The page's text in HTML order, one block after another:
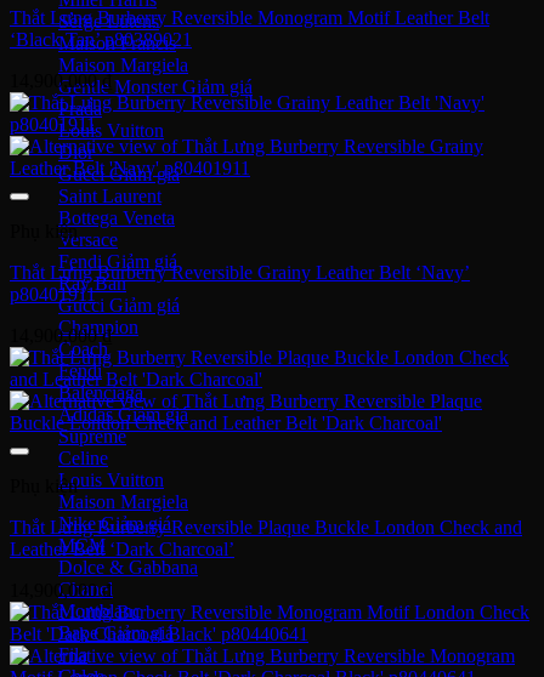
Serge Lutens
Maison Francis
Maison Margiela
Gentle Monster
Prada
Louis Vuitton
Dior
Gucci
Saint Laurent
Bottega Veneta
Versace
Fendi
Ray Ban
Gucci
Champion
Coach
Fendi
Balenciaga
Adidas
Supreme
Celine
Louis Vuitton
Maison Margiela
Nike
MCM
Dolce & Gabbana
Chanel
Montblanc
Bape
Fila
Thắt Lưng Burberry Reversible Monogram Motif Leather Belt
‘Black Tan’ p80389021
14,900,000₫
Phụ kiện
Thắt Lưng Burberry Reversible Grainy Leather Belt ‘Navy’
p80401911
14,900,000₫
Phụ kiện
Thắt Lưng Burberry Reversible Plaque Buckle London Check and
Leather Belt ‘Dark Charcoal’
14,900,000₫